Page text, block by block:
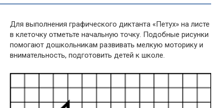
Для выполнения графического диктанта «Петух» на листе
в клеточку отметьте начальную точку. Подобные рисунки
помогают дошкольникам развивать мелкую моторику и
внимательность, подготовить детей к школе.